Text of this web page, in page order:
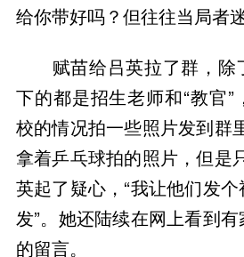
给你带好吗？但往往当局者
赋苗给吕英拉了群，除
下的都是招生老师和“教官
校的情况拍一些照片发到群
拿着乒乓球拍的照片，但是
英起了疑心，“我让他们发
发”。她还陆续在网上看到
的留言。